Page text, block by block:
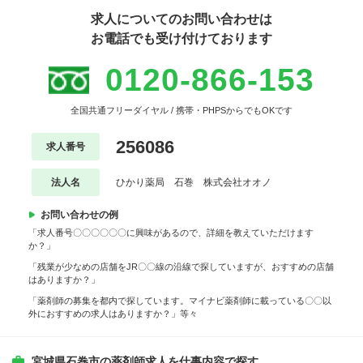
求人についてのお問い合わせは
お電話でも受け付けております
0120-866-153
全国共通フリーダイヤル / 携帯・PHPSからでもOKです
求人番号 256086
法人名 ひかり薬局 石巻 株式会社オオノ
お問い合わせの例
「求人番号〇〇〇〇〇〇に興味があるので、詳細を教えていただけます
か？」
「残業が少なめの店舗をJR〇〇線の沿線で探していますが、おすすめの店舗
はありますか？」
「薬剤師の募集を都内で探しています。マイナビ薬剤師に載っている〇〇以
外におすすめの求人はありますか？」等々